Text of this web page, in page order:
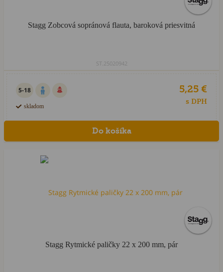
Stagg Zobcová sopránová flauta, baroková priesvitná
ST.25020942
5-18
skladom
5,25 €
s DPH
Stagg Rytmické paličky 22 x 200 mm, pár